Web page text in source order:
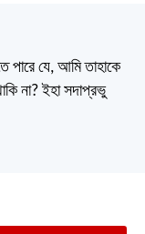
যে, আমি তাহাকে
না? ইহা সদাপ্রভু